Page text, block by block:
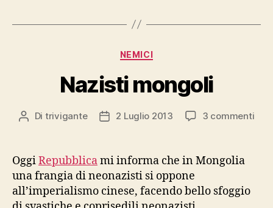
Categorie
NEMICI
Nazisti mongoli
Autore
Di trivigante
Data2 Luglio 2013 3 commentisu
OggiRepubblicami informa che in Mongolia
una frangia di neonazisti si oppone
all’imperialismo cinese, facendo bello sfoggio